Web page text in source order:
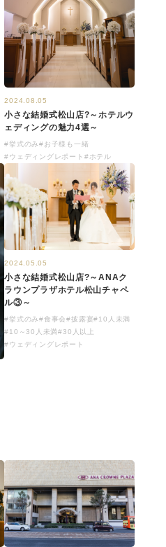
2024.08.05
小さな結婚式松山店?～ホテルウ
ェディングの魅力4選～
#挙式のみ#お子様も一緒
#ウェディングレポート #ホテル
2024.05.05
小さな結婚式松山店?～ANAク
ラウンプラザホテル松山チャペ
ル③～
#挙式のみ#食事会#披露宴#10人未満
#10～30人未満#30人以上
#ウェディングレポート